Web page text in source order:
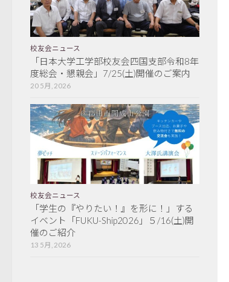
校友会ニュース
「日本大学工学部校友会四国支部令和8年
度総会・懇親会」7/25(土)開催のご案内
20 5月, 2026
校友会ニュース
「学生の『やりたい！』を形に！」する
イベント「FUKU-Ship2026」５/16(土)開
催のご紹介
13 5月, 2026